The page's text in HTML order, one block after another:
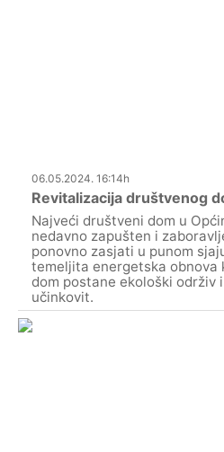
06.05.2024. 16:14h
Revitalizacija društvenog
Najveći društveni dom u
nedavno zapušten i
ponovno zasjati u punom
temeljita energetska obnova
dom postane ekološki održiv
učinkovit.